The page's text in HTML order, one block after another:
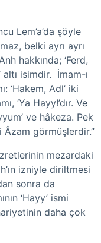
Lem’a’da şöyle
belki ayrı ayrı
hakkında; ‘Ferd,
altı isimdir. İmam-ı
‘Hakem, Adl’ iki
‘Ya Hayy!’dır. Ve
ve hâkeza. Pek
görmüşlerdir.”
mezardaki
izniyle diriltmesi
sonra da
‘Hayy’ ismi
daha çok